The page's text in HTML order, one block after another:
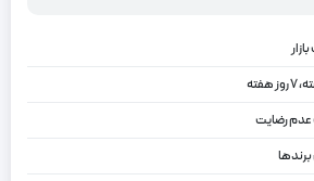
عدم رضایت
برندها